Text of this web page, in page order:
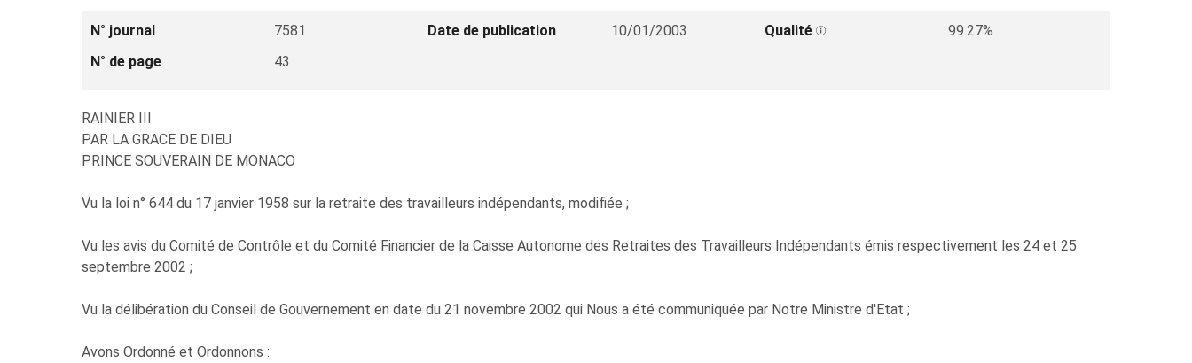
N° journal 7581 Date de publication 10/01/2003 Qualité
99.27%
N° de page
43
RAINIER III
PAR LA GRACE DE DIEU
PRINCE SOUVERAIN DE MONACO
Vu la loi n° 644 du 17 janvier 1958 sur la retraite des travailleurs indépendants, modifiée ;
Vu les avis du Comité de Contrôle et du Comité Financier de la Caisse Autonome des Retraites des Travailleurs Indépendants émis respectivement les 24 et 25
septembre 2002 ;
Vu la délibération du Conseil de Gouvernement en date du 21 novembre 2002 qui Nous a été communiquée par Notre Ministre d'Etat ;
Avons Ordonné et Ordonnons :